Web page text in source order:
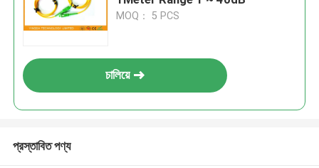
MOQ： 5 PCS
চালিয়ে
প্রস্তাবিত পণ্য